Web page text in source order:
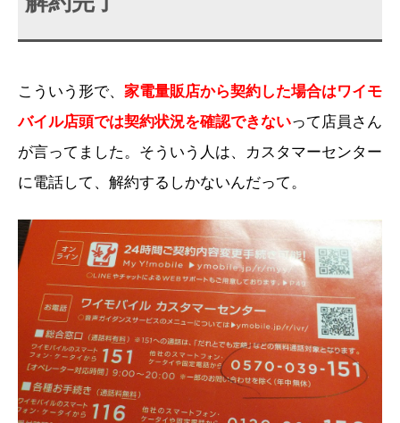
こういう形で、 家電量販店から契約した場合はワイモ
バイル店頭では契約状況を確認できないって店員さん
が言ってました。そういう人は、カスタマーセンター
に電話して、解約するしかないんだって。